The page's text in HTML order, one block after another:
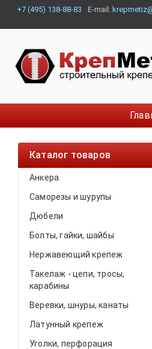
+7 (495) 138-88-83 E-mail:
Каталог товаров
Анкера
Саморезы и шурупы
Дюбели
Болты, гайки, шайбы
Нержавеющий крепеж
Такелаж - цепи, тросы,
карабины
Веревки, шнуры, канаты
Латунный крепеж
Уголки, перфорация